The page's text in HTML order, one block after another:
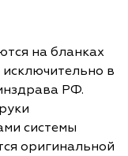
на бланках
в
РФ.
системы
оригинальной